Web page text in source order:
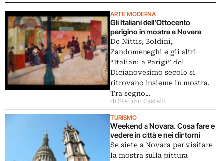
ARTE MODERNA
Gli Italiani dell’Ottocento
parigino in mostra a Novara
De Nittis, Boldini,
Zandomeneghi e gli altri
“Italiani a Parigi” del
Dicianovesimo secolo si
ritrovano insieme in mostra.
Tra segno…
di Stefano Castelli
TURISMO
Weekend a Novara. Cosa fare e
vedere in città e nei dintorni
Se siete a Novara per visitare
la mostra sulla pittura